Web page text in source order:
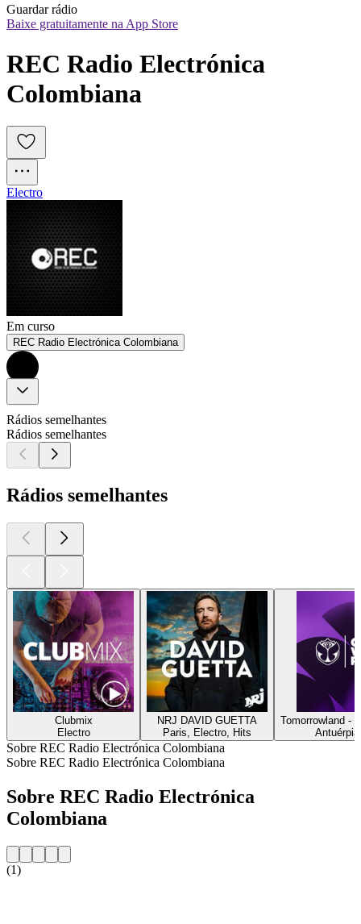
Guardar rádio
Baixe gratuitamente na App Store
REC Radio Electrónica
Colombiana
Electro
Em curso
REC Radio Electrónica Colombiana
Rádios semelhantes
Rádios semelhantes
Rádios semelhantes
Clubmix
Electro
NRJ DAVID GUETTA
Paris, Electro, Hits
Tomorrowland -
Sobre REC Radio Electrónica Colombiana
Sobre REC Radio Electrónica Colombiana
Sobre REC Radio Electrónica
Colombiana
(1)